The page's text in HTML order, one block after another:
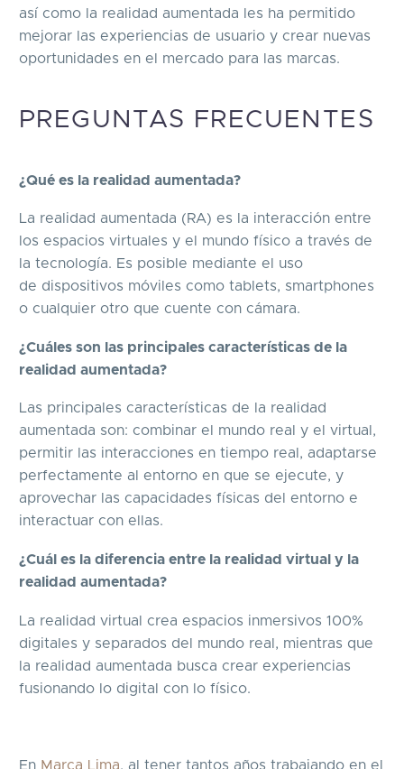
así como la realidad aumentada les ha permitido
mejorar las experiencias de usuario y crear nuevas
oportunidades en el mercado para las marcas.
PREGUNTAS FRECUENTES
¿Qué es la realidad aumentada?
La realidad aumentada (RA) es la interacción entre
los espacios virtuales y el mundo físico a través de
la tecnología. Es posible mediante el uso
de dispositivos móviles como tablets, smartphones
o cualquier otro que cuente con cámara.
¿Cuáles son las principales características de la
realidad aumentada?
Las principales características de la realidad
aumentada son: combinar el mundo real y el virtual,
permitir las interacciones en tiempo real, adaptarse
perfectamente al entorno en que se ejecute, y
aprovechar las capacidades físicas del entorno e
interactuar con ellas.
¿Cuál es la diferencia entre la realidad virtual y la
realidad aumentada?
La realidad virtual crea espacios inmersivos 100%
digitales y separados del mundo real, mientras que
la realidad aumentada busca crear experiencias
fusionando lo digital con lo físico.
En Marca Lima, al tener tantos años trabajando en el